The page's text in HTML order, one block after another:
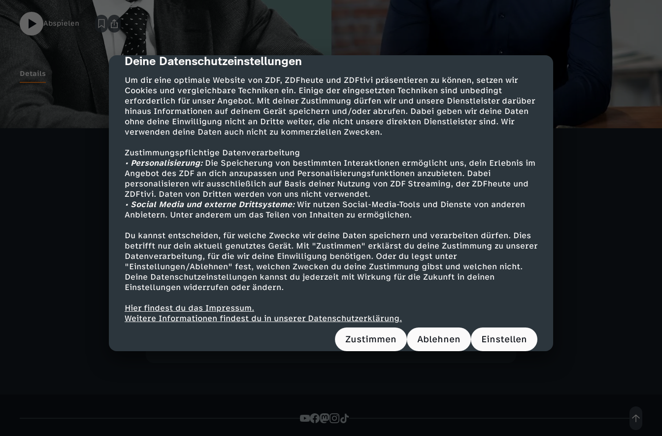
cmp-dialog-description
Deine Datenschutzeinstellungen
Um dir eine optimale Website von ZDF, ZDFheute und ZDFtivi präsentieren zu können, setzen wir
Cookies und vergleichbare Techniken ein. Einige der eingesetzten Techniken sind unbedingt
erforderlich für unser Angebot. Mit deiner Zustimmung dürfen wir und unsere Dienstleister darüber
hinaus Informationen auf deinem Gerät speichern und/oder abrufen. Dabei geben wir deine Daten
ohne deine Einwilligung nicht an Dritte weiter, die nicht unsere direkten Dienstleister sind. Wir
verwenden deine Daten auch nicht zu kommerziellen Zwecken.
Zustimmungspflichtige Datenverarbeitung
• Personalisierung:Die Speicherung von bestimmten Interaktionen ermöglicht uns, dein Erlebnis im
Angebot des ZDF an dich anzupassen und Personalisierungsfunktionen anzubieten. Dabei
personalisieren wir ausschließlich auf Basis deiner Nutzung von ZDF Streaming, der ZDFheute und
ZDFtivi. Daten von Dritten werden von uns nicht verwendet.
• Social Media und externe Drittsysteme:Wir nutzen Social-Media-Tools und Dienste von anderen
Anbietern. Unter anderem um das Teilen von Inhalten zu ermöglichen.
Du kannst entscheiden, für welche Zwecke wir deine Daten speichern und verarbeiten dürfen. Dies
betrifft nur dein aktuell genutztes Gerät. Mit "Zustimmen" erklärst du deine Zustimmung zu unserer
Datenverarbeitung, für die wir deine Einwilligung benötigen. Oder du legst unter
"Einstellungen/Ablehnen" fest, welchen Zwecken du deine Zustimmung gibst und welchen nicht.
Deine Datenschutzeinstellungen kannst du jederzeit mit Wirkung für die Zukunft in deinen
Einstellungen widerrufen oder ändern.
Hier findest du das Impressum.
Weitere Informationen findest du in unserer Datenschutzerklärung.
Zustimmen Ablehnen Einstellen
Abspielen
Details
Die Ukraine müsse kapitulieren, hieß es erst. Die Ukraine werde kämpfen bis
zum Sieg, hieß es später. Wo stehen wir nun also in diesem ersten Kriegsjahr?
Siegen um jeden Preis wollen nämlich auch Wladimir Putin und die Russen
offenbar weiterhin. Beide Seiten aber können nicht siegen. Verhandlungen
könnten einen Ausweg aus dem Leiden und Sterben, das die russische
Invasion hervorrief, bieten.
Doch kann man mit Putin verhandeln? Welche Optionen gibt es für die Ukraine
und ihren Präsidenten Wolodymyr Selenskyj? ZDF-Hauptstadtkorrespondent
David Gebhard analysiert diese Fragen in der aktuellen Ausgabe von Inside
PolitiX und erklärt, wie der Krieg enden könnte.
Ähnliche Inhalte entdecken
PolitiX